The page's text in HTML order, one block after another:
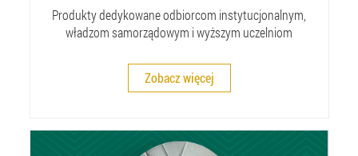
Produkty dedykowane odbiorcom instytucjonalnym,
władzom samorządowym i wyższym uczelniom
Zobacz więcej